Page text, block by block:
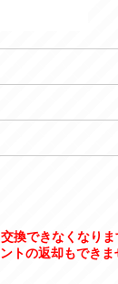
できなくなりま
トの返却もでき